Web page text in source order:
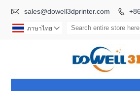
 sales@dowell3dprinter.com 
ภาษาไทย 